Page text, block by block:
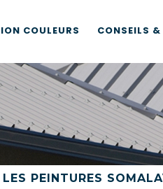
COULEURS CONSEILS &
PEINTURES